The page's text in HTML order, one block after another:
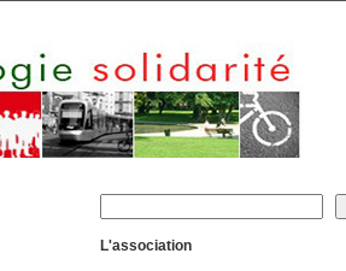
Rechercher
L'association